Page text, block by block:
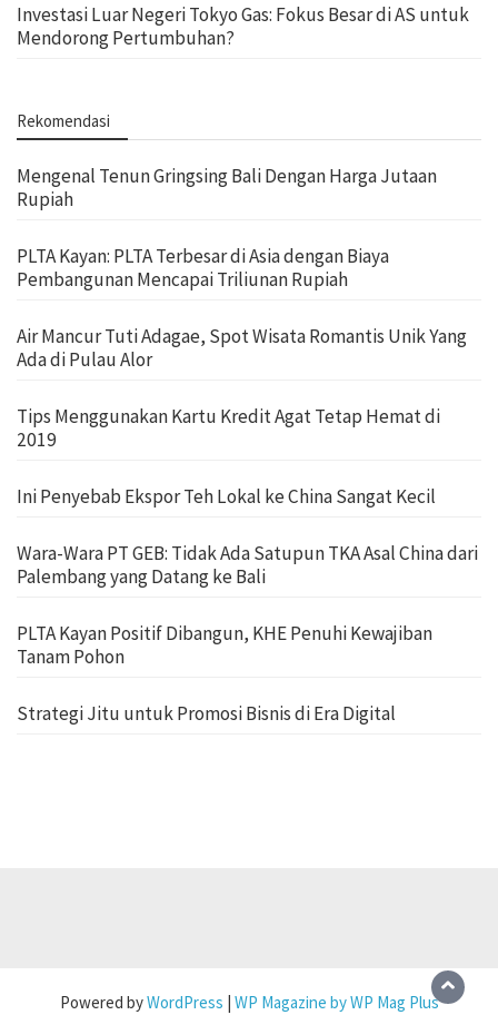
Investasi Luar Negeri Tokyo Gas: Fokus Besar di AS untuk
Mendorong Pertumbuhan?
Rekomendasi
Mengenal Tenun Gringsing Bali Dengan Harga Jutaan
Rupiah
PLTA Kayan: PLTA Terbesar di Asia dengan Biaya
Pembangunan Mencapai Triliunan Rupiah
Air Mancur Tuti Adagae, Spot Wisata Romantis Unik Yang
Ada di Pulau Alor
Tips Menggunakan Kartu Kredit Agat Tetap Hemat di
2019
Ini Penyebab Ekspor Teh Lokal ke China Sangat Kecil
Wara-Wara PT GEB: Tidak Ada Satupun TKA Asal China dari
Palembang yang Datang ke Bali
PLTA Kayan Positif Dibangun, KHE Penuhi Kewajiban
Tanam Pohon
Strategi Jitu untuk Promosi Bisnis di Era Digital
Powered byWordPress | WP Magazine by WP Mag Plus